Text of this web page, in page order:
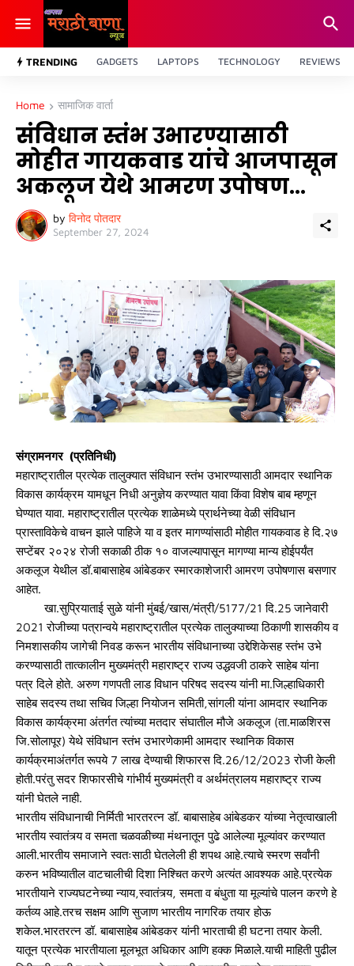
TRENDING GADGETS LAPTOPS TECHNOLOGY REVIEWS
Home सामाजिक वार्ता
संविधान स्तंभ उभारण्यासाठी
मोहीत गायकवाड यांचे आजपासून
अकलूज येथे आमरण उपोषण...
by विनोद पोतदार
September 27, 2024
संग्रामनगर (प्रतिनिधी)
महाराष्ट्रातील प्रत्येक तालुक्यात संविधान स्तंभ उभारण्यासाठी आमदार स्थानिक
विकास कार्यक्रम यामधून निधी अनुज्ञेय करण्यात यावा किंवा विशेष बाब म्हणून
घेण्यात यावा. महाराष्ट्रातील प्रत्येक शाळेमध्ये प्रार्थनेच्या वेळी संविधान
प्रास्ताविकेचे वाचन झाले पाहिजे या व इतर मागण्यांसाठी मोहीत गायकवाड हे दि.२७
सप्टेंबर २०२४ रोजी सकाळी ठीक १० वाजल्यापासून मागण्या मान्य होईपर्यंत
अकलूज येथील डॉ.बाबासाहेब आंबेडकर स्मारकाशेजारी आमरण उपोषणास बसणार
आहेत.
खा.सुप्रियाताई सुळे यांनी मुंबई/खास/मंत्री/5177/21 दि.25 जानेवारी
2021 रोजीच्या पत्रान्वये महाराष्ट्रातील प्रत्येक तालुक्याच्या ठिकाणी शासकीय व
निमशासकीय जागेची निवड करून भारतीय संविधानाच्या उद्देशिकेसह स्तंभ उभे
करण्यासाठी तात्कालीन मुख्यमंत्री महाराष्ट्र राज्य उद्धवजी ठाकरे साहेब यांना
पत्र दिले होते. अरुण गणपती लाड विधान परिषद सदस्य यांनी मा.जिल्हाधिकारी
साहेब सदस्य तथा सचिव जिल्हा नियोजन समिती,सांगली यांना आमदार स्थानिक
विकास कार्यक्रमा अंतर्गत त्यांच्या मतदार संघातील मौजे अकलूज (ता.माळशिरस
जि.सोलापूर) येथे संविधान स्तंभ उभारणेकामी आमदार स्थानिक विकास
कार्यक्रमाअंतर्गत रूपये 7 लाख देण्याची शिफारस दि.26/12/2023 रोजी केली
होती.परंतु सदर शिफारसीचे गांभीर्य मुख्यमंत्री व अर्थमंत्रालय महाराष्ट्र राज्य
यांनी घेतले नाही.
भारतीय संविधानाची निर्मिती भारतरत्न डॉ. बाबासाहेब आंबेडकर यांच्या नेतृत्वाखाली
भारतीय स्वातंत्र्य व समता चळवळीच्या मंथनातून पुढे आलेल्या मूल्यांवर करण्यात
आली.भारतीय समाजाने स्वतःसाठी घेतलेली ही शपथ आहे.त्याचे स्मरण सर्वांनी
करुन भविष्यातील वाटचालीची दिशा निश्चित करणे अत्यंत आवश्यक आहे.प्रत्येक
भारतीयाने राज्यघटनेच्या न्याय,स्वातंत्र्य, समता व बंधुता या मूल्यांचे पालन करणे हे
कर्तव्य आहे.तरच सक्षम आणि सुजाण भारतीय नागरिक तयार होऊ
शकेल.भारतरत्न डॉ. बाबासाहेब आंबेडकर यांनी भारताची ही घटना तयार केली.
यातून प्रत्येक भारतीयाला मूलभूत अधिकार आणि हक्क मिळाले.याची माहिती पुढील